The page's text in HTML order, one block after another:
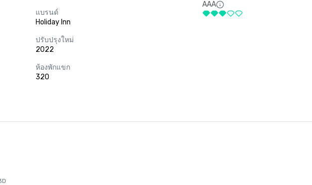
แบรนด์
Holiday Inn
ปรับปรุงใหม่
2022
ห้องพักแขก
320
AAA